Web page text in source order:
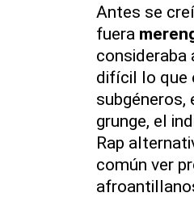
Antes se
fuera
consideraba
difícil lo que
grunge, el
Rap
común ver